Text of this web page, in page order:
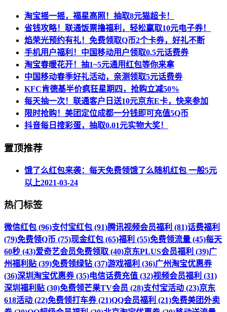
淘宝摇一摇，福星高照！抽取8元猫超卡！
省钱攻略！联通饭票撸福利，轻松赢取10元电子券！
焰荣光预约有礼！免费领取Q币2个卡券，好礼不断
手机用户福利！中国移动用户领取0.5元话费券
淘宝春暖花开！抽1~5元通用红包等你来拿
中国移动春季好礼活动，亲测领取5元话费劵
KFC肯德基半价疯狂星期四，抢购立减50%
每天抽一次！联通客户日送10元京东E卡，快来参加
限时抢购！美团定位成都一分钱即可充值5Q币
抖音每日搜彩蛋，抽取0.01元实物大奖！
置顶推荐
饿了么红包来袭：每天免费领饿了么随机红包 一般5元
以上2021-03-24
热门标签
微信红包 (96)支付宝红包 (91)腾讯视频会员福利 (81)话费福利
(79)免费领Q币 (75)现金红包 (65)福利 (55)免费领流量 (45)每天
60秒 (43)爱奇艺会员免费领取 (40)京东PLUS会员福利 (39)广
州福利贴 (39)免费领绿钻 (37)游戏福利 (36)广州淘宝优惠券
(36)深圳淘宝优惠券 (35)电信话费充值 (32)视频会员福利 (31)
深圳福利贴 (30)免费领芒果TV会员 (28)支付宝活动 (23)京东
618活动 (22)免费领打车券 (21)QQ会员福利 (21)免费美团外卖